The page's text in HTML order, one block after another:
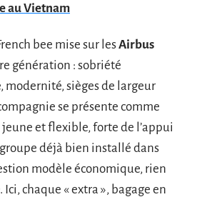
au Vietnam
bee mise sur lesAirbus
génération : sobriété
modernité, sièges de largeur
se présente comme
jeune et flexible, forte de l’appui
déjà bien installé dans
modèle économique, rien
Ici, chaque « extra », bagage en